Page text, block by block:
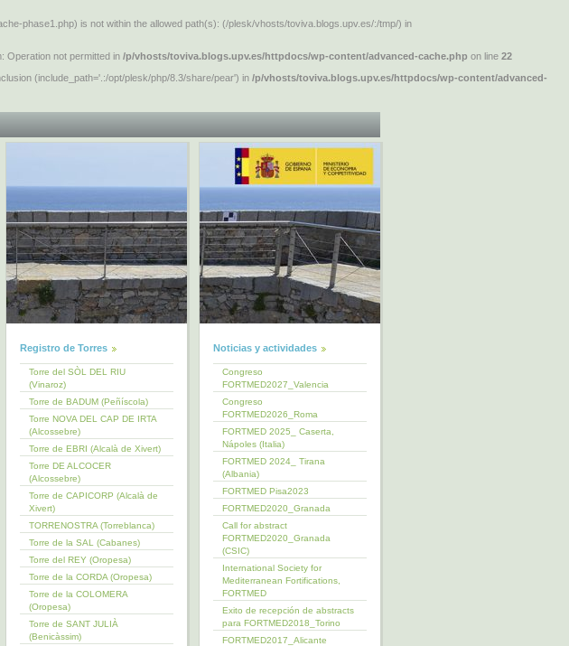
phase1.php) is not within the allowed path(s): (/plesk/vhosts/toviva.blogs.upv.es/:/tmp/) in
Operation not permitted in /p/vhosts/toviva.blogs.upv.es/httpdocs/wp-content/advanced-cache.php on line 22
(include_path='.:/opt/plesk/php/8.3/share/pear') in /p/vhosts/toviva.blogs.upv.es/httpdocs/wp-content/advanced-
Registro de Torres
Torre del SÒL DEL RIU
(Vinaroz)
Torre de BADUM (Peñíscola)
Torre NOVA DEL CAP DE IRTA
(Alcossebre)
Torre de EBRI (Alcalà de Xivert)
Torre DE ALCOCER
(Alcossebre)
Torre de CAPICORP (Alcalà de
Xivert)
TORRENOSTRA (Torreblanca)
Torre de la SAL (Cabanes)
Torre del REY (Oropesa)
Torre de la CORDA (Oropesa)
Torre de la COLOMERA
(Oropesa)
Torre de SANT JULIÀ
(Benicàssim)
Noticias y actividades
Congreso
FORTMED2027_Valencia
Congreso
FORTMED2026_Roma
FORTMED 2025_ Caserta,
Nápoles (Italia)
FORTMED 2024_ Tirana
(Albania)
FORTMED Pisa2023
FORTMED2020_Granada
Call for abstract
FORTMED2020_Granada
(CSIC)
International Society for
Mediterranean Fortifications,
FORTMED
Exito de recepción de abstracts
para FORTMED2018_Torino
FORTMED2017_Alicante